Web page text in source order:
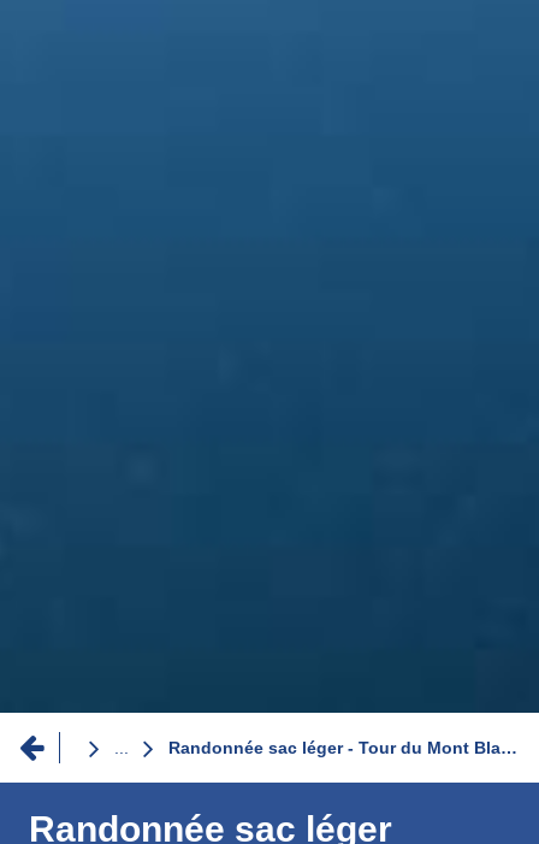
Fil
d'Ariane
Randonnée sac léger - Tour du Mont Blanc 'option chambre'
Randonnée sac léger